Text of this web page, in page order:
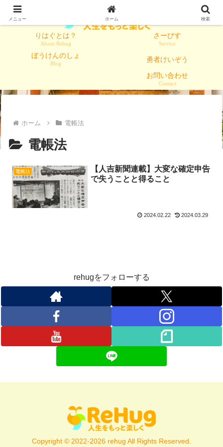
りはぐとは？
About Rehug
さーびす
Service
ぼうけんのしょ
Blog
勇者けいぞう
お問い合わせ
Contact
ホーム 電帳法
電帳法
電帳法
【人吉新聞連載】大変な確定申告
で失うことと得ること
2024.02.22 2024.03.29
rehugをフォローする
Copyright © 2022-2026 rehug All Rights Reserved.
メニュー ホーム 検索